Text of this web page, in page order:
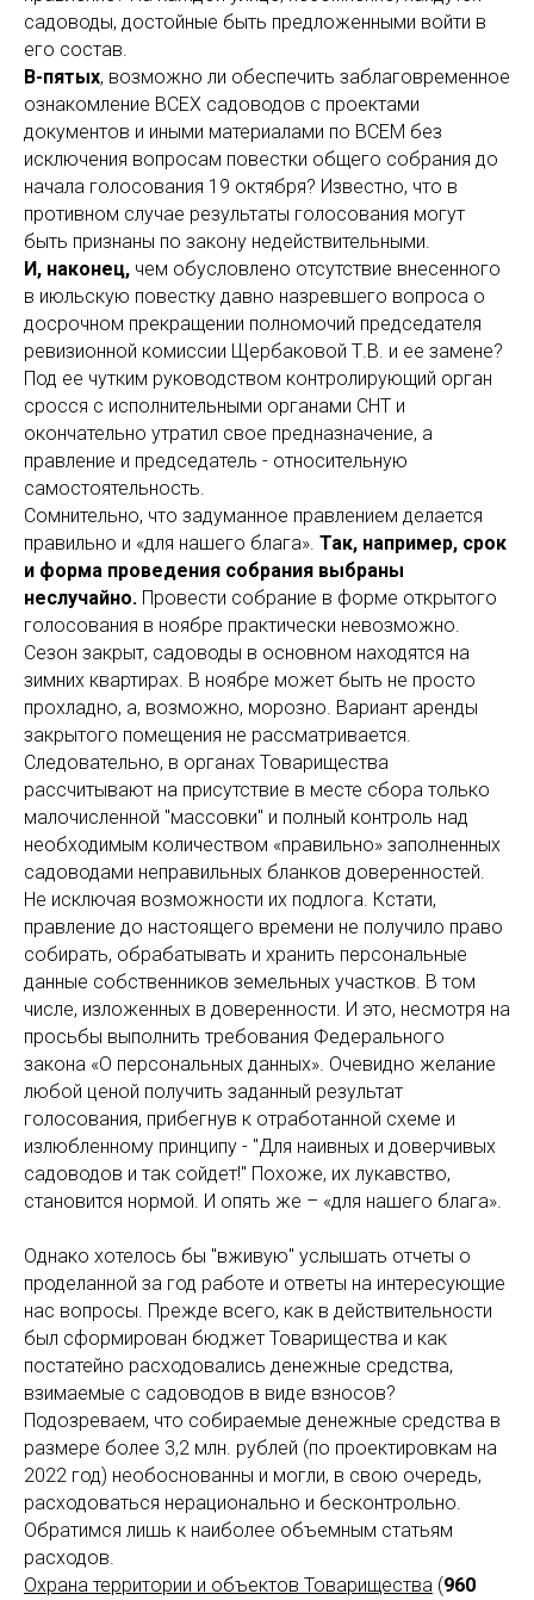
садоводы, достойные быть предложенными войти в
его состав.
В-пятых, возможно ли обеспечить заблаговременное
ознакомление ВСЕХ садоводов с проектами
документов и иными материалами по ВСЕМ без
исключения вопросам повестки общего собрания до
начала голосования 19 октября? Известно, что в
противном случае результаты голосования могут
быть признаны по закону недействительными.
И, наконец, чем обусловлено отсутствие внесенного
в июльскую повестку давно назревшего вопроса о
досрочном прекращении полномочий председателя
ревизионной комиссии Щербаковой Т.В. и ее замене?
Под ее чутким руководством контролирующий орган
сросся с исполнительными органами СНТ и
окончательно утратил свое предназначение, а
правление и председатель - относительную
самостоятельность.
Сомнительно, что задуманное правлением делается
правильно и «для нашего блага». Так, например, срок
и форма проведения собрания выбраны
неслучайно. Провести собрание в форме открытого
голосования в ноябре практически невозможно.
Сезон закрыт, садоводы в основном находятся на
зимних квартирах. В ноябре может быть не просто
прохладно, а, возможно, морозно. Вариант аренды
закрытого помещения не рассматривается.
Следовательно, в органах Товарищества
рассчитывают на присутствие в месте сбора только
малочисленной "массовки" и полный контроль над
необходимым количеством «правильно» заполненных
садоводами неправильных бланков доверенностей.
Не исключая возможности их подлога. Кстати,
правление до настоящего времени не получило право
собирать, обрабатывать и хранить персональные
данные собственников земельных участков. В том
числе, изложенных в доверенности. И это, несмотря на
просьбы выполнить требования Федерального
закона «О персональных данных». Очевидно желание
любой ценой получить заданный результат
голосования, прибегнув к отработанной схеме и
излюбленному принципу - "Для наивных и доверчивых
садоводов и так сойдет!" Похоже, их лукавство,
становится нормой. И опять же – «для нашего блага».
Однако хотелось бы "вживую" услышать отчеты о
проделанной за год работе и ответы на интересующие
нас вопросы. Прежде всего, как в действительности
был сформирован бюджет Товарищества и как
постатейно расходовались денежные средства,
взимаемые с садоводов в виде взносов?
Подозреваем, что собираемые денежные средства в
размере более 3,2 млн. рублей (по проектировкам на
2022 год) необоснованны и могли, в свою очередь,
расходоваться нерационально и бесконтрольно.
Обратимся лишь к наиболее объемным статьям
расходов.
Охрана территории и объектов Товарищества (960